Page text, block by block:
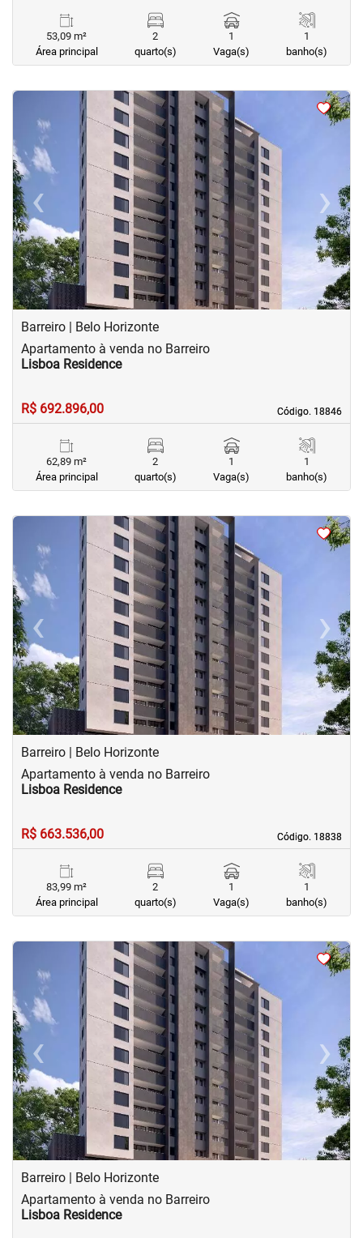
53,09 m²
Área principal
2
quarto(s)
1
Vaga(s)
1
banho(s)
<
‹Previous ›
Next
Barreiro | Belo Horizonte
Código. 18846
Código. 18846
Apartamento à venda no Barreiro
Lisboa Residence
R$ 692.896,00
62,89 m²
Área principal
2
quarto(s)
1
Vaga(s)
1
banho(s)
<
‹Previous ›
Next
Barreiro | Belo Horizonte
Código. 18838
Código. 18838
Apartamento à venda no Barreiro
Lisboa Residence
R$ 663.536,00
83,99 m²
Área principal
2
quarto(s)
1
Vaga(s)
1
banho(s)
<
‹Previous ›
Next
Barreiro | Belo Horizonte
Apartamento à venda no Barreiro
Lisboa Residence